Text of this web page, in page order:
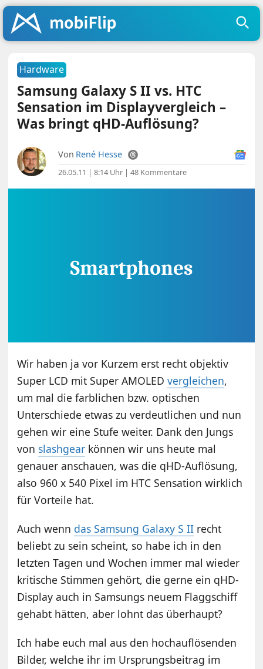
Hardware
Samsung Galaxy S II vs. HTC
Sensation im Displayvergleich –
Was bringt qHD-Auflösung?
Von René Hesse
26.05.11 | 8:14 Uhr |48 Kommentare
Wir haben ja vor Kurzem erst recht objektiv
Super LCD mit Super AMOLEDvergleichen,
um mal die farblichen bzw. optischen
Unterschiede etwas zu verdeutlichen und nun
gehen wir eine Stufe weiter. Dank den Jungs
von slashgear können wir uns heute mal
genauer anschauen, was die qHD-Auflösung,
also 960 x 540 Pixel im HTC Sensation wirklich
für Vorteile hat.
Auch wenn das Samsung Galaxy S II recht
beliebt zu sein scheint, so habe ich in den
letzten Tagen und Wochen immer mal wieder
kritische Stimmen gehört, die gerne ein qHD-
Display auch in Samsungs neuem Flaggschiff
gehabt hätten, aber lohnt das überhaupt?
Ich habe euch mal aus den hochauflösenden
Bilder, welche ihr im Ursprungsbeitrag im